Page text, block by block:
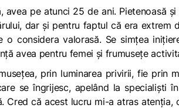
avea pe atunci 25 de ani. Pietenoasă
dar și pentru faptul că era extrem
o considera valorasă. Se simțea
avea pentru femei și frumusețe
prin luminarea privirii, fie prin
se îngrijesc, apelând la specialiști
Cred că acest lucru mi-a atras